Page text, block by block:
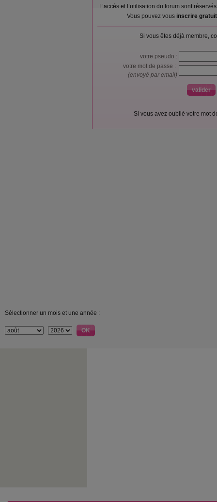
L’accès et l’utilisation du forum sont
Vous pouvez vous inscrire
Si vous êtes déjà membre,
votre pseudo :
votre mot de passe :
(envoyé par email)
Si vous avez oublié votre mot
Sélectionner un mois et une année :